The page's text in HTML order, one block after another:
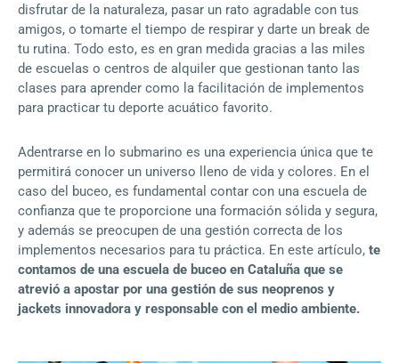
disfrutar de la naturaleza, pasar un rato agradable con tus
amigos, o tomarte el tiempo de respirar y darte un break de
tu rutina. Todo esto, es en gran medida gracias a las miles
de escuelas o centros de alquiler que gestionan tanto las
clases para aprender como la facilitación de implementos
para practicar tu deporte acuático favorito.
Adentrarse en lo submarino es una experiencia única que te
permitirá conocer un universo lleno de vida y colores. En el
caso del buceo, es fundamental contar con una escuela de
confianza que te proporcione una formación sólida y segura,
y además se preocupen de una gestión correcta de los
implementos necesarios para tu práctica. En este artículo, te
contamos de una escuela de buceo en Cataluña que se
atrevió a apostar por una gestión de sus neoprenos y
jackets innovadora y responsable con el medio ambiente.